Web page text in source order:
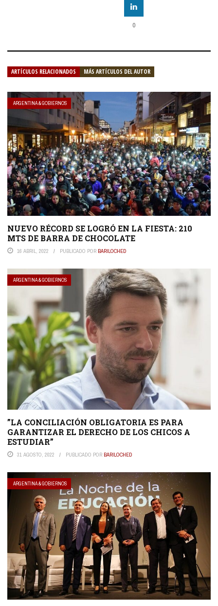
0
ARTÍCULOS RELACIONADOS MÁS ARTÍCULOS DEL AUTOR
ARGENTINA & GOBIERNOS
NUEVO RÉCORD SE LOGRÓ EN LA FIESTA: 210
MTS DE BARRA DE CHOCOLATE
16 ABRIL, 2022 PUBLICADO POR BARILOCHED
ARGENTINA & GOBIERNOS
”LA CONCILIACIÓN OBLIGATORIA ES PARA
GARANTIZAR EL DERECHO DE LOS CHICOS A
ESTUDIAR”
31 AGOSTO, 2022 PUBLICADO POR BARILOCHED
ARGENTINA & GOBIERNOS